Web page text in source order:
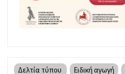
Δελτία τύπου Ειδική αγωγή